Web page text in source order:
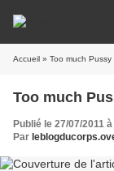
Accueil » Too much Pussy
Too much
Publié le 27/07/2011
Par